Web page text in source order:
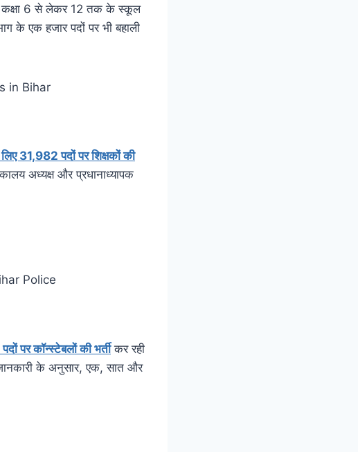
कक्षा 6 से लेकर 12 तक के स्कूल
के एक हजार पदों पर भी बहाली
31,982 पदों पर शिक्षकों की
अध्यक्ष और प्रधानाध्यापक
पर कॉन्स्टेबलों की भर्तीकर रही
के अनुसार, एक, सात और